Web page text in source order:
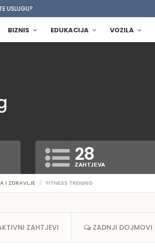
USLUGU?
BIZNIS EDUKACIJA VOZILA
I ZDRAVLJE FITNESS TRENING
28
ZAHTJEVA
ZAHTJEVI ZADNJI DOJMOVI